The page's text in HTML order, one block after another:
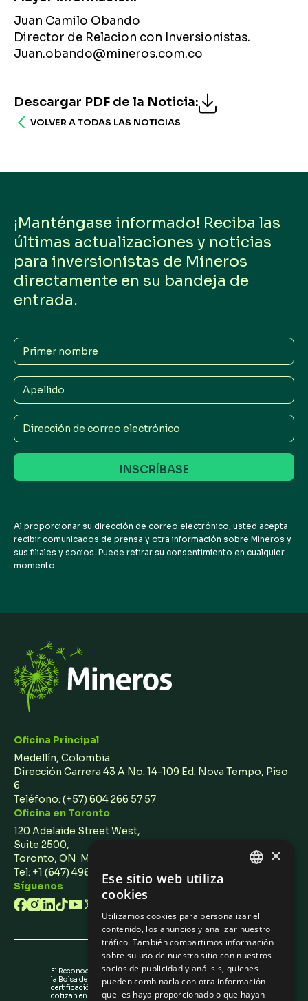
Juan Camilo Obando
Director de Relacion con Inversionistas.
Juan.obando@mineros.com.co
Descargar PDF de la Noticia:
VOLVER A TODAS LAS NOTICIAS
¡Manténgase informado! Reciba las
últimas actualizaciones y noticias
para inversionistas de Mineros
directamente en su bandeja de
entrada.
Primer
nombre
Apellido
Dirección
de
correo
electrónico
Al proporcionar su dirección de correo electrónico, usted acepta
recibir comunicados de prensa y otra información sobre Mineros y
sus filiales y socios. Puede retirar su consentimiento en cualquier
momento.
Oficina Principal
Medellín, Colombia
Dirección Carrera 43 A No. 14-109 Ed. Nova Tempo, Piso
6
Teléfono: (+57) 604 266 57 57
Oficina en Toronto
120 Adelaide Street West,
Suite 2500,
Toronto, ON M5H 1T1 Canada
Tel: +1 (647) 496 3011
Síguenos
El Reconocimiento de Emisores (IR) otorgado por
la Bolsa de Valores de Colombia no es una
certificación sobre la calidad de los valores que
cotizan en la BVC ni sobre la solvencia del emisor.
×
Ese sitio web utiliza
cookies
Utilizamos cookies para personalizar el
contenido, los anuncios y analizar nuestro
tráfico. También compartimos información
sobre su uso de nuestro sitio con nuestros
socios de publicidad y análisis, quienes
pueden combinarla con otra información
que les haya proporcionado o que hayan